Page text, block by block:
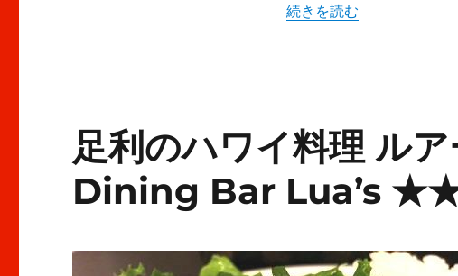
“【足利】グリムカフェ
続きを読む
フ
ェ
★★★+に
足利のハワイ料理 ル
Dining Bar Lua’s